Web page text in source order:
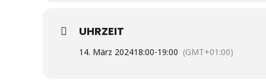
Referentin:
Nachhaltiges Bauen, ökologische Baustoffe
UHRZEIT
14. März 202418:00-19:00 (GMT+01:00)